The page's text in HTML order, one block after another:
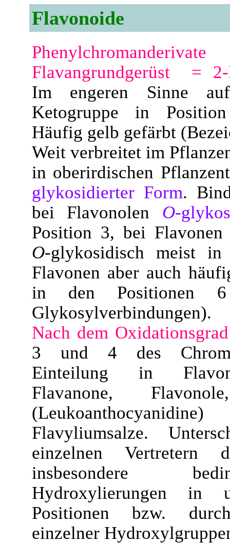
Flavonoide
Phenylchromanderivate
Flavangrundgerüst = 2-
Im engeren Sinne
Ketogruppe in
Häufig gelb gefärbt
Weit verbreitet im
in oberirdischen
glykosidierter Form.
bei Flavonolen O-
Position 3, bei Flavonen
O-glykosidisch meist
Flavonen aber auch
in den Positionen
Glykosylverbindungen).
Nach dem Oxidationsgrad
3 und 4 des
Einteilung in
Flavanone,
Flavyliumsalze.
einzelnen Vertretern
insbesondere
Hydroxylierungen in
Positionen bzw.
einzelner